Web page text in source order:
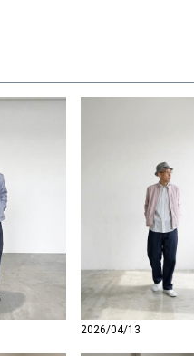
2026/04/13